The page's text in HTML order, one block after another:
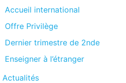
Accueil international
Offre Privilège
Dernier trimestre de 2nde
Enseigner à l’étranger
Actualités